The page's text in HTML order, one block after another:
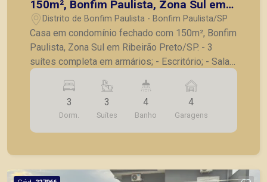
150m², Bonfim Paulista, Zona Sul em
Ribeirão Preto/SP.
Distrito de Bonfim Paulista - Bonfim Paulista/SP
Casa em condomínio fechado com 150m², Bonfim
Paulista, Zona Sul em Ribeirão Preto/SP. - 3
suítes completa em armários; - Escritório; - Sala
para 2 ambientes; - Cozinha planejada em ilha
integrada com a área gourmet; - Lavanderia; -
Banheiro de serviço; - Piscina; - Ducha; - Jardim; -
4 vagas de garagem. A Piramid tem como
objetivo atender seus clientes com agilidade e
lançamentos da cidade de Ribeirão Preto.
3
Dorm.
3
Suítes
4
Banho
4
Garagens